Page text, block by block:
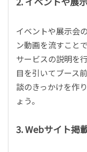
イベントや展示会
ン動画を流すこと
サービスの説明を
目を引いてブース
談のきっかけを作
ょう。
3. Webサイト掲